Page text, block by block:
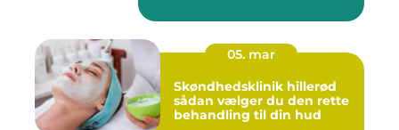
05. mar
Skøndhedsklinik hillerød
sådan vælger du den rette
behandling til din hud